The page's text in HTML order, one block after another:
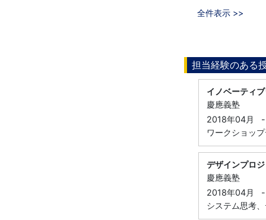
全件表示 >>
担当経験のある
イノベーティ
慶應義塾
2018年04月
-
ワークショッ
デザインプロ
慶應義塾
2018年04月
-
システム思考